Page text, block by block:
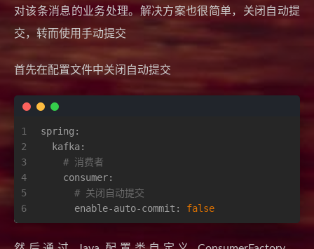
对该条消息的业务处理。解决方案也很简单，关闭自动提
交，转而使用手动提交
首先在配置文件中关闭自动提交
1
2
3
4
5
6
spring:
kafka:
# 消费者
consumer:
# 关闭自动提交
enable-auto-commit:
false